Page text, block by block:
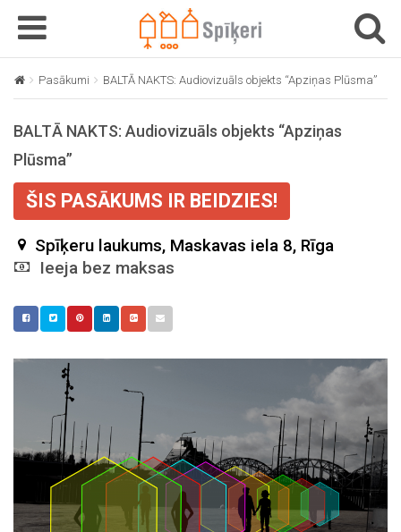
T
o
g
e
g
T
g
Pasākumi BALTĀ NAKTS: Audiovizuāls objekts “Apziņas Plūsma”
BALTĀ NAKTS: Audiovizuāls objekts “Apziņas
Plūsma”
ŠIS PASĀKUMS IR BEIDZIES!
Spīķeru laukums, Maskavas iela 8, Rīga
Ieeja bez maksas